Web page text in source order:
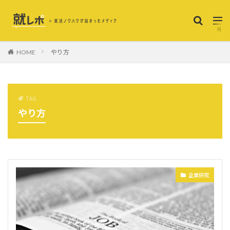
HOME やり方
TAG
やり方
企業研究